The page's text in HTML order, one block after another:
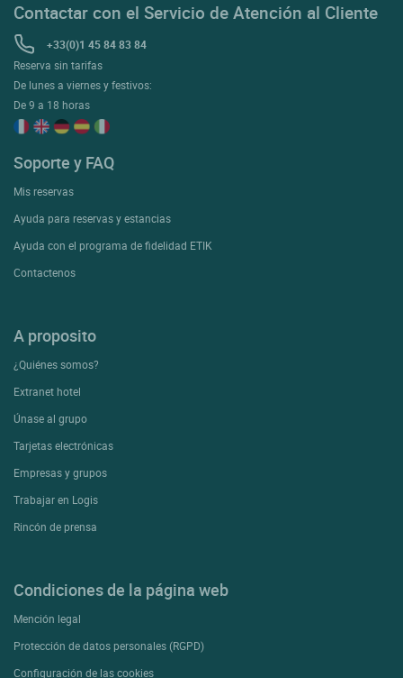
Contactar con el Servicio de Atención al Cliente
+33(0)1 45 84 83 84
Reserva sin tarifas
De lunes a viernes y festivos:
De 9 a 18 horas
Soporte y FAQ
Mis reservas
Ayuda para reservas y estancias
Ayuda con el programa de fidelidad ETIK
Contactenos
A proposito
¿Quiénes somos?
Extranet hotel
Únase al grupo
Tarjetas electrónicas
Empresas y grupos
Trabajar en Logis
Rincón de prensa
Condiciones de la página web
Mención legal
Protección de datos personales (RGPD)
Configuración de las cookies